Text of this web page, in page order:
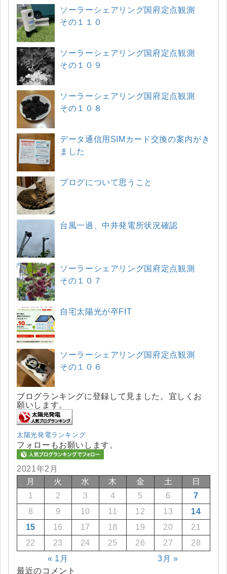
ソーラーシェアリング国府定点観測
その１１０
ソーラーシェアリング国府定点観測
その１０９
ソーラーシェアリング国府定点観測
その１０８
データ通信用SIMカード交換の案内がき
ました
ブログについて思うこと
台風一過、中井発電所状況確認
ソーラーシェアリング国府定点観測
その１０７
自宅太陽光が卒FIT
ソーラーシェアリング国府定点観測
その１０６
ブログランキングに登録して見ました。宜しくお
願いします。
太陽光発電ランキング
フォローもお願いします。
2021年2月
月
火 水 木 金 土 日
« 1月 3月 »
1 2 3 4 5 6
7
8
9 10 11 12 13
14
15
16 17 18 19 20
21
22
23 24 25 26 27 28
最近のコメント